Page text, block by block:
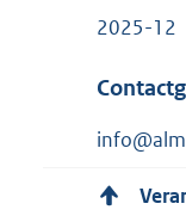
2025-12